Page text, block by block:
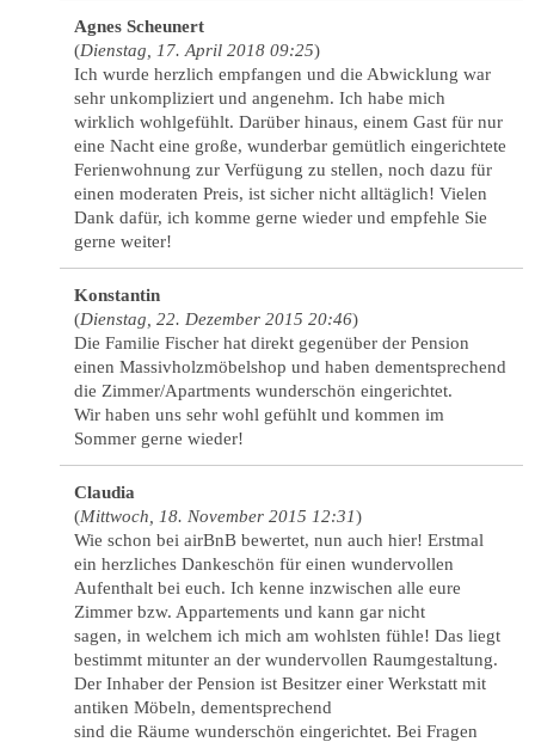
Agnes Scheunert
(Dienstag, 17. April 2018 09:25)
Ich wurde herzlich empfangen und die Abwicklung war
sehr unkompliziert und angenehm. Ich habe mich
wirklich wohlgefühlt. Darüber hinaus, einem Gast für nur
eine Nacht eine große, wunderbar gemütlich eingerichtete
Ferienwohnung zur Verfügung zu stellen, noch dazu für
einen moderaten Preis, ist sicher nicht alltäglich! Vielen
Dank dafür, ich komme gerne wieder und empfehle Sie
gerne weiter!
Konstantin
(Dienstag, 22. Dezember 2015 20:46)
Die Familie Fischer hat direkt gegenüber der Pension
einen Massivholzmöbelshop und haben dementsprechend
die Zimmer/Apartments wunderschön eingerichtet.
Wir haben uns sehr wohl gefühlt und kommen im
Sommer gerne wieder!
Claudia
(Mittwoch, 18. November 2015 12:31)
Wie schon bei airBnB bewertet, nun auch hier! Erstmal
ein herzliches Dankeschön für einen wundervollen
Aufenthalt bei euch. Ich kenne inzwischen alle eure
Zimmer bzw. Appartements und kann gar nicht
sagen, in welchem ich mich am wohlsten fühle! Das liegt
bestimmt mitunter an der wundervollen Raumgestaltung.
Der Inhaber der Pension ist Besitzer einer Werkstatt mit
antiken Möbeln, dementsprechend
sind die Räume wunderschön eingerichtet. Bei Fragen